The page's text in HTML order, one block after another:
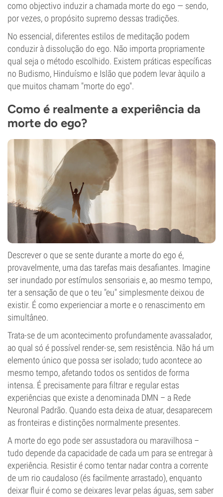
como objectivo induzir a chamada morte do ego — sendo,
por vezes, o propósito supremo dessas tradições.
No essencial, diferentes estilos de meditação podem
conduzir à dissolução do ego. Não importa propriamente
qual seja o método escolhido. Existem práticas específicas
no Budismo, Hinduísmo e Islão que podem levar àquilo a
que muitos chamam "morte do ego".
Como é realmente a experiência da
morte do ego?
Descrever o que se sente durante a morte do ego é,
provavelmente, uma das tarefas mais desafiantes. Imagine
ser inundado por estímulos sensoriais e, ao mesmo tempo,
ter a sensação de que o teu "eu" simplesmente deixou de
existir. É como experienciar a morte e o renascimento em
simultâneo.
Trata-se de um acontecimento profundamente avassalador,
ao qual só é possível render-se, sem resistência. Não há um
elemento único que possa ser isolado; tudo acontece ao
mesmo tempo, afetando todos os sentidos de forma
intensa. É precisamente para filtrar e regular estas
experiências que existe a denominada DMN – a Rede
Neuronal Padrão. Quando esta deixa de atuar, desaparecem
as fronteiras e distinções normalmente presentes.
A morte do ego pode ser assustadora ou maravilhosa –
tudo depende da capacidade de cada um para se entregar à
experiência. Resistir é como tentar nadar contra a corrente
de um rio caudaloso (és facilmente arrastado), enquanto
deixar fluir é como se deixares levar pelas águas, sem saber